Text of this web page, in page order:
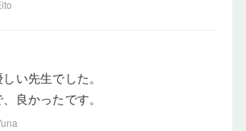
い先生でした。
良かったです。